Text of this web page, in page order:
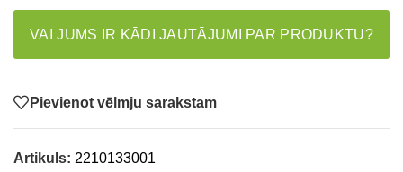
VAI JUMS IR KĀDI JAUTĀJUMI PAR PRODUKTU?
Pievienot vēlmju sarakstam
Artikuls: 2210133001